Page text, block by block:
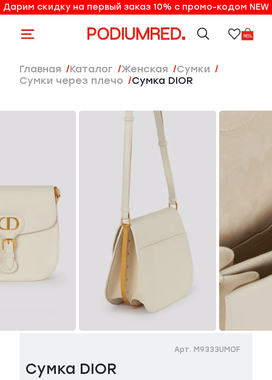
10% на первый заказ по промо-коду NEW
Дарим скидку на первый заказ 10% с промо-кодом NEW
Главная Каталог женская
Сумки
Сумки через плечо
Сумка DIOR
Сумка DIOR
Арт. M9333UMOF